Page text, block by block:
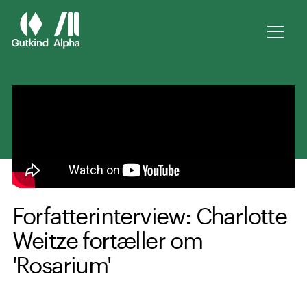
Spring til hovedindhold
Forfatterinterview: Charlotte
Weitze fortæller om
'Rosarium'